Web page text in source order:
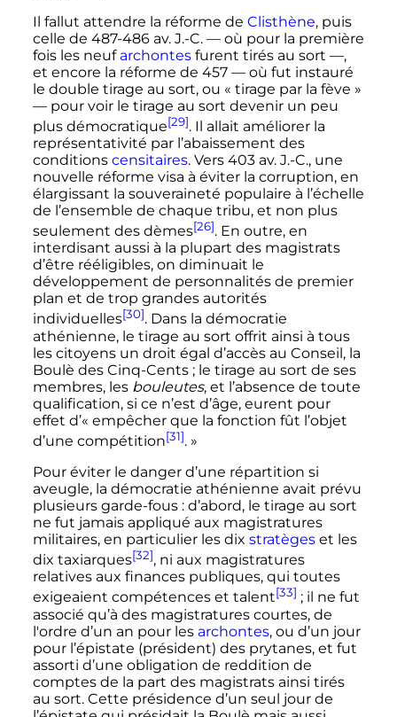
Il fallut attendre la réforme de Clisthène, puis
celle de 487-486 av. J.-C. — où pour la première
fois les neuf archontesfurent tirés au sort —,
et encore la réforme de 457 — où fut instauré
le double tirage au sort, ou « tirage par la fève »
—pour voir le tirage au sort devenir un peu
plus démocratique[29]. Il allait améliorer la
représentativité par l’abaissement des
conditions censitaires. Vers 403 av. J.-C., une
nouvelle réforme visa à éviter la corruption, en
élargissant la souveraineté populaire à l’échelle
de l’ensemble de chaque tribu, et non plus
seulement des dèmes[26]. En outre, en
interdisant aussi à la plupart des magistrats
d’être rééligibles, on diminuait le
développement de personnalités de premier
plan et de trop grandes autorités
individuelles[30]. Dans la démocratie
athénienne, le tirage au sort offrit ainsi à tous
les citoyens un droit égal d’accès au Conseil, la
Boulè des Cinq-Cents ; le tirage au sort de ses
membres, les bouleutes, et l’absence de toute
qualification, si ce n’est d’âge, eurent pour
effet d’« empêcher que la fonction fût l’objet
d’une compétition[31]. »
Pour éviter le danger d’une répartition si
aveugle, la démocratie athénienne avait prévu
plusieurs garde-fous : d’abord, le tirage au sort
ne fut jamais appliqué aux magistratures
militaires, en particulier les dix stratègeset les
dix taxiarques[32], ni aux magistratures
relatives aux finances publiques, qui toutes
exigeaient compétences et talent[33] ; il ne fut
associé qu’à des magistratures courtes, de
l'ordre d’un an pour les archontes, ou d’un jour
pour l’épistate (président) des prytanes, et fut
assorti d’une obligation de reddition de
comptes de la part des magistrats ainsi tirés
au sort. Cette présidence d’un seul jour de